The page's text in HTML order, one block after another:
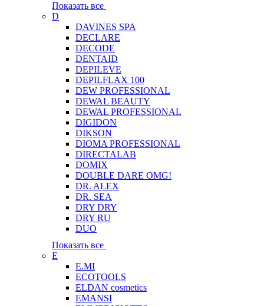
Показать все
D
DAVINES SPA
DECLARE
DECODE
DENTAID
DEPILEVE
DEPILFLAX 100
DEW PROFESSIONAL
DEWAL BEAUTY
DEWAL PROFESSIONAL
DIGIDON
DIKSON
DIOMA PROFESSIONAL
DIRECTALAB
DOMIX
DOUBLE DARE OMG!
DR. ALEX
DR. SEA
DRY DRY
DRY RU
DUO
Показать все
E
E.MI
ECOTOOLS
ELDAN cosmetics
EMANSI